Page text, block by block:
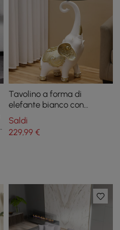
Tavolino a forma di
elefante bianco con
finitura dorata, tavolino
moderno con piano in vetro
trasparente
Saldi
229,99€